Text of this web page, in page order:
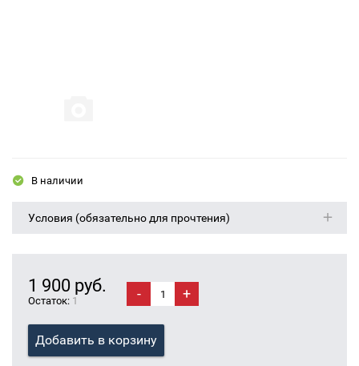
В наличии
Условия (обязательно для прочтения)
1 900 руб.
Остаток: 1 - +
Добавить в корзину